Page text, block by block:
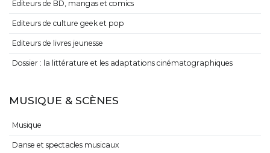
Editeurs de BD, mangas et comics
Editeurs de culture geek et pop
Editeurs de livres jeunesse
Dossier : la littérature et les adaptations cinématographiques
MUSIQUE & SCÈNES
Musique
Danse et spectacles musicaux